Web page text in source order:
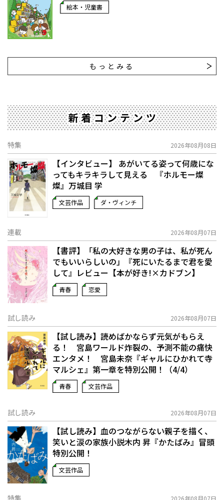
絵本・児童書
もっとみる
新着コンテンツ
特集 2026年08月08日
【インタビュー】 あがいてる姿って何歳にな
ってもキラキラして見える 『ホルモー燦
燦』万城目 学
文芸作品 ダ・ヴィンチ
連載 2026年08月07日
【書評】「私の大好きな男の子は、私が死ん
でもいいらしいの」――『死にいたるまで君を愛
して』レビュー【本が好き!×カドブン】
青春 恋愛
試し読み 2026年08月07日
【試し読み】読めばかならず元気がもらえ
る！ 宮島ワールド炸裂の、予測不能の痛快
エンタメ！ 宮島未奈『ギャルにひかれて寺
マルシェ』第一章を特別公開！（4/4）
青春 文芸作品
試し読み 2026年08月07日
【試し読み】血のつながらない親子を描く、
笑いと涙の家族小説――木内 昇『かたばみ』冒頭
特別公開！
文芸作品
特集 2026年08月07日